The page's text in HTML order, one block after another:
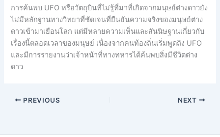
การค้นพบ UFO หรือวัตถุบินที่ไม่รู้ที่มาที่เกิดจากมนุษย์ต่างดาวยัง
ไม่มีหลักฐานทางวิทยาที่ชัดเจนที่ยืนยันความจริงของมนุษย์ต่าง
ดาวเข้ามาเยือนโลก แต่มีหลายความเห็นและสันนิษฐานเกี่ยวกับ
เรื่องนี้ตลอดเวลาของมนุษย์ เนื่องจากคนท้องถิ่นเริ่มพูดถึง UFO
และมีการรายงานว่าเจ้าหน้าที่ทางทหารได้ค้นพบสิ่งมีชีวิตต่าง
ดาว
PREVIOUS NEXT